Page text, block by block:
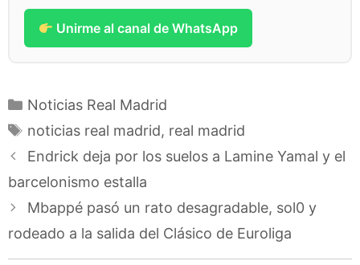
Unirme al canal de WhatsApp
Categorías
Noticias Real Madrid
Etiquetas
noticias real madrid, real madrid
Endrick deja por los suelos a Lamine Yamal y el
barcelonismo estalla
Mbappé pasó un rato desagradable, sol0 y
rodeado a la salida del Clásico de Euroliga